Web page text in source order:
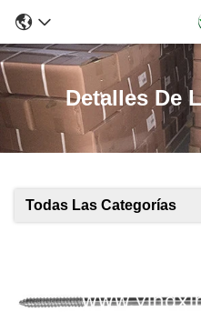
Detalles De
Todas Las Categorías